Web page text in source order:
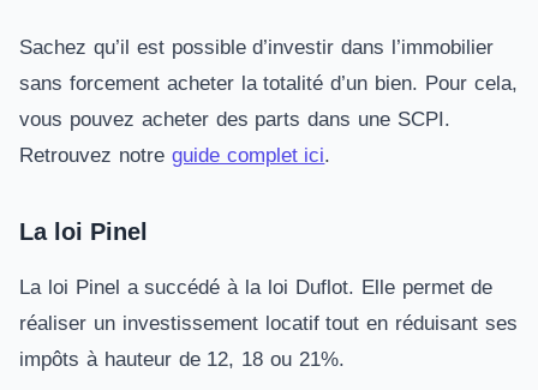
Sachez qu’il est possible d’investir dans l’immobilier
sans forcement acheter la totalité d’un bien. Pour cela,
vous pouvez acheter des parts dans une SCPI.
Retrouvez notre guide complet ici.
La loi Pinel
La loi Pinel a succédé à la loi Duflot. Elle permet de
réaliser un investissement locatif tout en réduisant ses
impôts à hauteur de 12, 18 ou 21%.